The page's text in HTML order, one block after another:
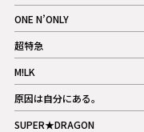
記事
ONE N’ONLY
記事
超特急
記事
M!LK
記事
原因は自分にある。
記事
SUPER★DRAGON